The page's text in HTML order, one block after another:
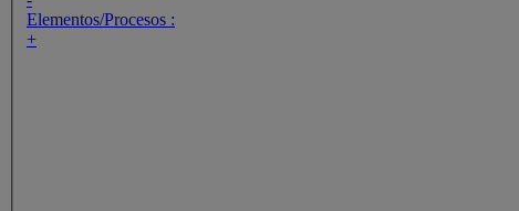
Elementos/Procesos :
+